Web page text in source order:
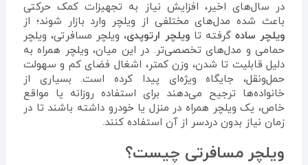
در سال‌های اخیر، افزایش نیاز به تجهیزات کمک حرکتی
باعث شده مدل‌های مختلفی از ویلچر وارد بازار شوند؛ از
ویلچر ساده گرفته تاویلچر ارتوپدی، ویلچر مسافرتی، ویلچر
حمامی و مدل‌های تخصصی‌تر. در این میان، ویلچر همراه به
دلیل قابلیت تا شدن، وزن کمتر، اشغال فضای کم و سهولت
حمل‌ونقل، جایگاه ویژه‌ای پیدا کرده است. بسیاری از
خانواده‌ها ترجیح می‌دهند برای استفاده روزانه یا مواقع
خاص، یک ویلچر همراه در منزل یا خودرو داشته باشند تا در
زمان نیاز بدون دردسر از آن استفاده کنند.
ویلچر مسافرتی چیست؟